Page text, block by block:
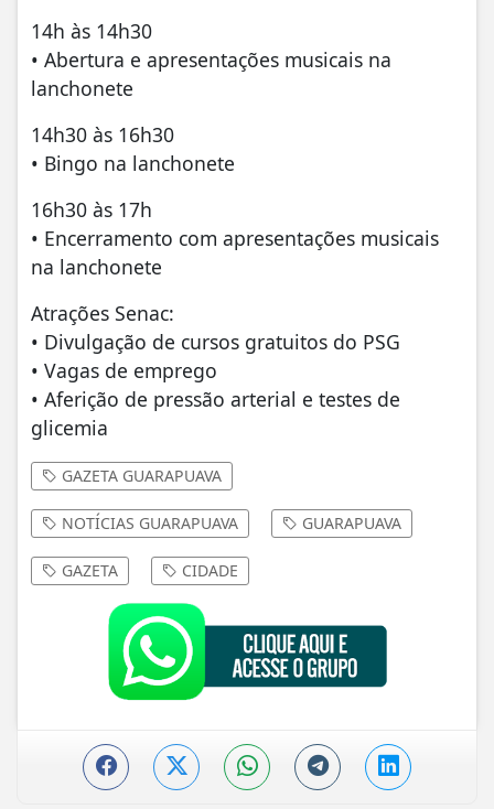
14h às 14h30
• Abertura e apresentações musicais na
lanchonete
14h30 às 16h30
• Bingo na lanchonete
16h30 às 17h
• Encerramento com apresentações musicais
na lanchonete
Atrações Senac:
• Divulgação de cursos gratuitos do PSG
• Vagas de emprego
• Aferição de pressão arterial e testes de
glicemia
GAZETA GUARAPUAVA
NOTÍCIAS GUARAPUAVA GUARAPUAVA
GAZETA CIDADE